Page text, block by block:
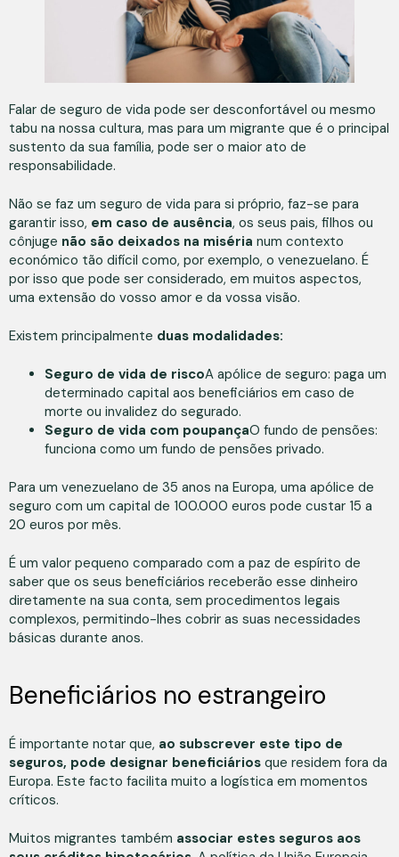
Falar de seguro de vida pode ser desconfortável ou mesmo
tabu na nossa cultura, mas para um migrante que é o principal
sustento da sua família, pode ser o maior ato de
responsabilidade.
Não se faz um seguro de vida para si próprio, faz-se para
garantir isso, em caso de ausência, os seus pais, filhos ou
cônjuge não são deixados na miséria num contexto
económico tão difícil como, por exemplo, o venezuelano. É
por isso que pode ser considerado, em muitos aspectos,
uma extensão do vosso amor e da vossa visão.
Existem principalmente duas modalidades:
Seguro de vida de riscoA apólice de seguro: paga um
determinado capital aos beneficiários em caso de
morte ou invalidez do segurado.
Seguro de vida com poupançaO fundo de pensões:
funciona como um fundo de pensões privado.
Para um venezuelano de 35 anos na Europa, uma apólice de
seguro com um capital de 100.000 euros pode custar 15 a
20 euros por mês.
É um valor pequeno comparado com a paz de espírito de
saber que os seus beneficiários receberão esse dinheiro
diretamente na sua conta, sem procedimentos legais
complexos, permitindo-lhes cobrir as suas necessidades
básicas durante anos.
Beneficiários no estrangeiro
É importante notar que, ao subscrever este tipo de
seguros, pode designar beneficiários que residem fora da
Europa. Este facto facilita muito a logística em momentos
críticos.
Muitos migrantes também associar estes seguros aos